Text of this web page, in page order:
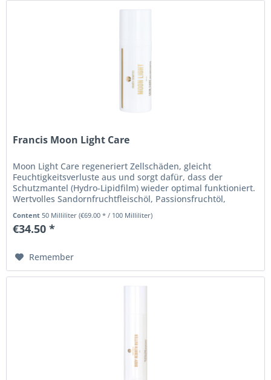
Francis Moon Light Care
Moon Light Care regeneriert Zellschäden, gleicht
Feuchtigkeitsverluste aus und sorgt dafür, dass der
Schutzmantel (Hydro-Lipidfilm) wieder optimal funktioniert.
Wertvolles Sandornfruchtfleischöl, Passionsfruchtöl,
Murumuru- und...
Content50 Milliliter(€69.00 * / 100 Milliliter)
€34.50 *
Remember